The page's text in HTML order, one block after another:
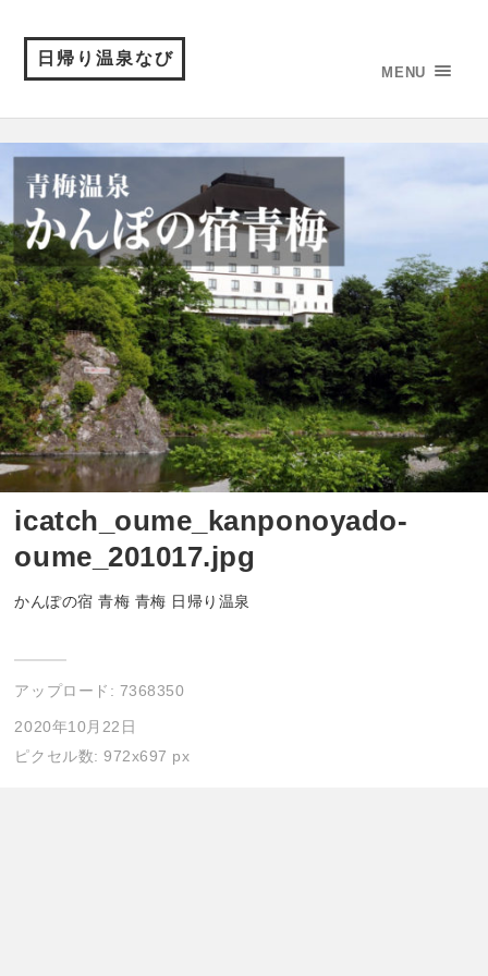
日帰り温泉なび
MENU
icatch_oume_kanponoyado-
oume_201017.jpg
かんぽの宿 青梅 青梅 日帰り温泉
アップロード: 7368350
2020年10月22日
ピクセル数: 972x697 px